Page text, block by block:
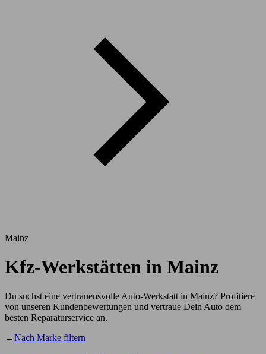
Mainz
Kfz-Werkstätten in Mainz
Du suchst eine vertrauensvolle Auto-Werkstatt in Mainz? Profitiere
von unseren Kundenbewertungen und vertraue Dein Auto dem
besten Reparaturservice an.
→Nach Marke filtern